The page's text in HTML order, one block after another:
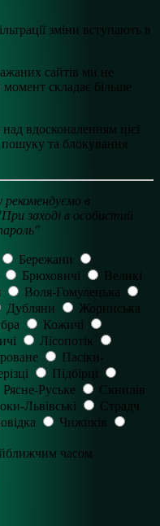
зміни вступають в
сайтів ми не
складає більше
вдосконаленням цієї
та блокування
рекомендуємо в
заході в особистий
Бережани
Брюховичі
Великі
Воля-Гомулецька
Дубляни
Жорниська
Кожичі
Лісопотік
Пасіки-
Підбірці
Рясне-Руське
Скнилів
Львівські
Страдч
Чижиків
часом